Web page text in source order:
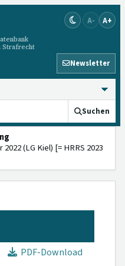
Strafrecht
A- A+
Newsletter
Suchen
(LG Kiel) [= HRRS 2023
PDF-Download